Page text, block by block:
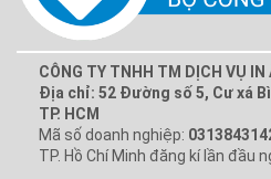
CÔNG TY TNHH TM DỊCH VỤ IN
Địa chỉ: 52 Đường số 5, Cư xá
TP. HCM
Mã số doanh nghiệp:
TP. Hồ Chí Minh đăng kí lần đầu